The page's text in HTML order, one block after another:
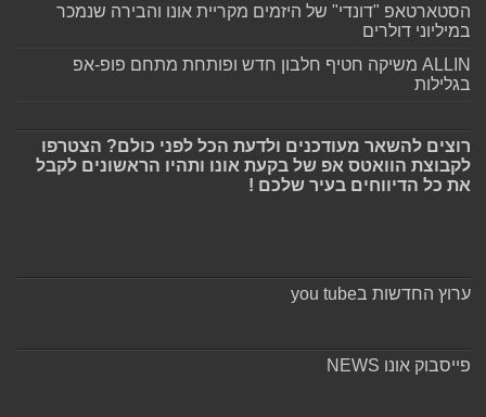
הסטארטאפ "דונדי" של היזמים מקריית אונו והבירה שנמכר
במיליוני דולרים
ALLIN משיקה חטיף חלבון חדש ופותחת מתחם פופ-אפ
בגלילות
רוצים להשאר מעודכנים ולדעת הכל לפני כולם? הצטרפו
לקבוצת הוואטס אפ של בקעת אונו ותהיו הראשונים לקבל
את כל הדיווחים בעיר שלכם !
ערוץ החדשות בyou tube
פייסבוק אונו NEWS